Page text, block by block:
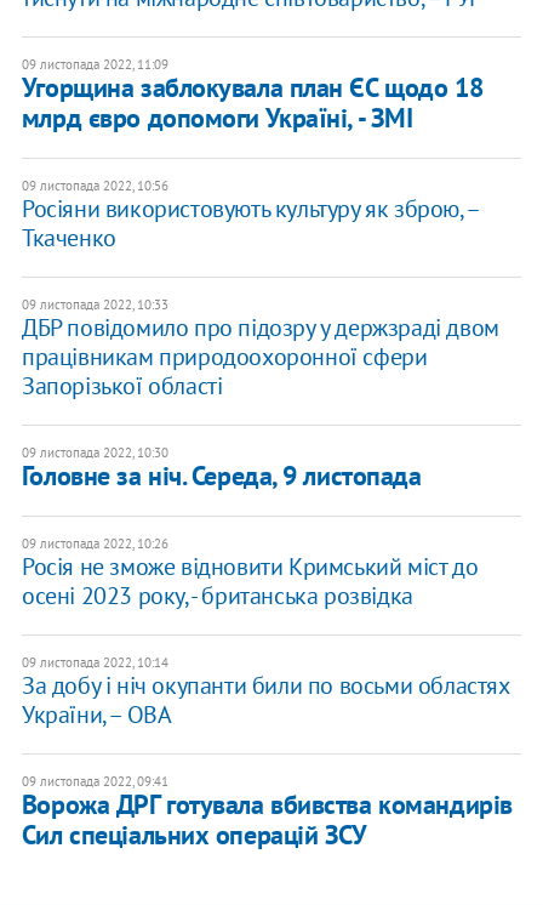
09 листопада 2022, 11:09
​Угорщина заблокувала план ЄС щодо 18
млрд євро допомоги Україні, - ЗМІ
09 листопада 2022, 10:56
Росіяни використовують культуру як зброю, –
Ткаченко
09 листопада 2022, 10:33
ДБР повідомило про підозру у держзраді двом
працівникам природоохоронної сфери
Запорізької області
09 листопада 2022, 10:30
Головне за ніч. Середа, 9 листопада
09 листопада 2022, 10:26
Росія не зможе відновити Кримський міст до
осені 2023 року, - британська розвідка
09 листопада 2022, 10:14
За добу і ніч окупанти били по восьми областях
України, – ОВА
09 листопада 2022, 09:41
Ворожа ДРГ готувала вбивства командирів
Сил спеціальних операцій ЗСУ